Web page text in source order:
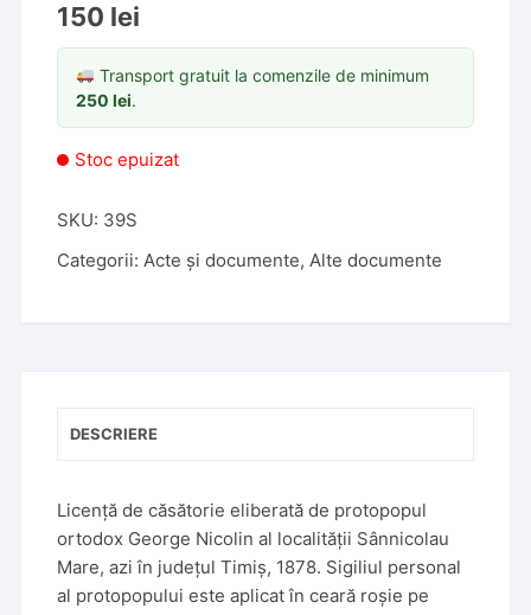
150 lei
Transport gratuit la comenzile de minimum
250lei.
Stoc epuizat
SKU: 39S
Categorii:Acte și documente,Alte documente
DESCRIERE
Licență de căsătorie eliberată de protopopul
ortodox George Nicolin al localității Sânnicolau
Mare, azi în județul Timiș, 1878. Sigiliul personal
al protopopului este aplicat în ceară roșie pe